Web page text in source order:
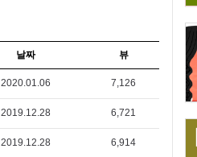
날짜 뷰
2020.01.06 7,126
2019.12.28 6,721
2019.12.28 6,914